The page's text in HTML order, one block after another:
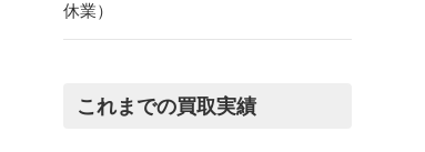
休業）
これまでの買取実績